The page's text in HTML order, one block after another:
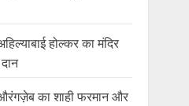
होल्कर का मंदिर
का शाही फरमान और